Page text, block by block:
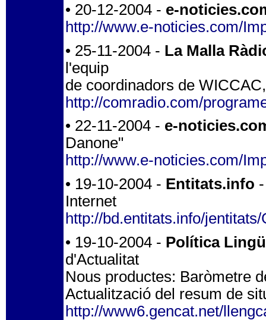
• 20-12-2004 - e-
http://www.e-noticies.com/
• 25-11-2004 - La Malla
l'equip
de coordinadors de
http://comradio.com/
• 22-11-2004 - e-
Danone"
http://www.e-noticies.com/
• 19-10-2004 - Entitats.info
Internet
http://bd.entitats.info/
• 19-10-2004 - Política
d'Actualitat
Nous productes: Baròmetre
Actualització del resum de
http://www6.gencat.net/